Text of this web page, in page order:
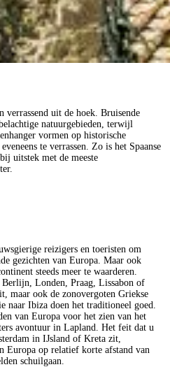
verrassend uit de hoek. Bruisende
natuurgebieden, terwijl
vormen op historische
te verrassen. Zo is het Spaanse
uitstek met de meeste
reizigers en toeristen om
gezichten van Europa. Maar ook
steeds meer te waarderen.
Berlijn, Londen, Praag, Lissabon of
maar ook de zonovergoten Griekse
naar Ibiza doen het traditioneel goed.
van Europa voor het zien van het
avontuur in Lapland. Het feit dat u
in IJsland of Kreta zit,
Europa op relatief korte afstand van
schuilgaan.